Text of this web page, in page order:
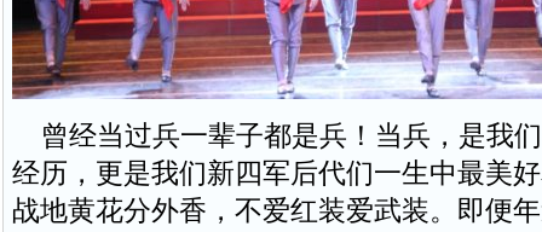
曾经当过兵一辈子都是兵！当兵，是我
经历，更是我们新四军后代们一生中最美
战地黄花分外香，不爱红装爱武装。即便